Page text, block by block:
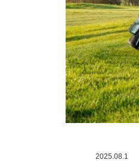
2025.08.1